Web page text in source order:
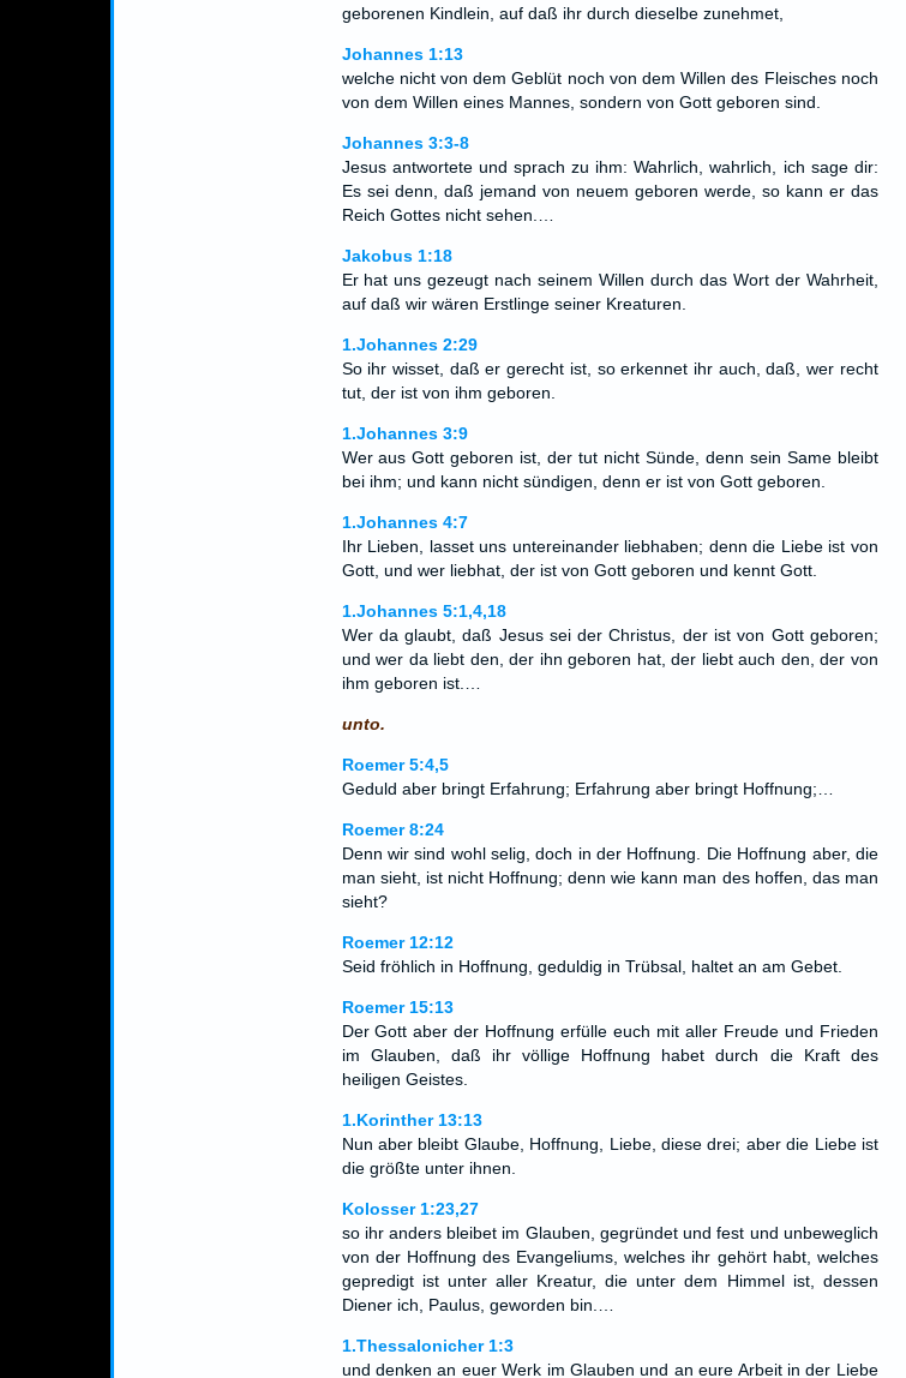
geborenen Kindlein, auf daß ihr durch dieselbe zunehmet,
Johannes 1:13
welche nicht von dem Geblüt noch von dem Willen des Fleisches noch
von dem Willen eines Mannes, sondern von Gott geboren sind.
Johannes 3:3-8
Jesus antwortete und sprach zu ihm: Wahrlich, wahrlich, ich sage dir:
Es sei denn, daß jemand von neuem geboren werde, so kann er das
Reich Gottes nicht sehen.…
Jakobus 1:18
Er hat uns gezeugt nach seinem Willen durch das Wort der Wahrheit,
auf daß wir wären Erstlinge seiner Kreaturen.
1.Johannes 2:29
So ihr wisset, daß er gerecht ist, so erkennet ihr auch, daß, wer recht
tut, der ist von ihm geboren.
1.Johannes 3:9
Wer aus Gott geboren ist, der tut nicht Sünde, denn sein Same bleibt
bei ihm; und kann nicht sündigen, denn er ist von Gott geboren.
1.Johannes 4:7
Ihr Lieben, lasset uns untereinander liebhaben; denn die Liebe ist von
Gott, und wer liebhat, der ist von Gott geboren und kennt Gott.
1.Johannes 5:1,4,18
Wer da glaubt, daß Jesus sei der Christus, der ist von Gott geboren;
und wer da liebt den, der ihn geboren hat, der liebt auch den, der von
ihm geboren ist.…
unto.
Roemer 5:4,5
Geduld aber bringt Erfahrung; Erfahrung aber bringt Hoffnung;…
Roemer 8:24
Denn wir sind wohl selig, doch in der Hoffnung. Die Hoffnung aber, die
man sieht, ist nicht Hoffnung; denn wie kann man des hoffen, das man
sieht?
Roemer 12:12
Seid fröhlich in Hoffnung, geduldig in Trübsal, haltet an am Gebet.
Roemer 15:13
Der Gott aber der Hoffnung erfülle euch mit aller Freude und Frieden
im Glauben, daß ihr völlige Hoffnung habet durch die Kraft des
heiligen Geistes.
1.Korinther 13:13
Nun aber bleibt Glaube, Hoffnung, Liebe, diese drei; aber die Liebe ist
die größte unter ihnen.
Kolosser 1:23,27
so ihr anders bleibet im Glauben, gegründet und fest und unbeweglich
von der Hoffnung des Evangeliums, welches ihr gehört habt, welches
gepredigt ist unter aller Kreatur, die unter dem Himmel ist, dessen
Diener ich, Paulus, geworden bin.…
1.Thessalonicher 1:3
und denken an euer Werk im Glauben und an eure Arbeit in der Liebe